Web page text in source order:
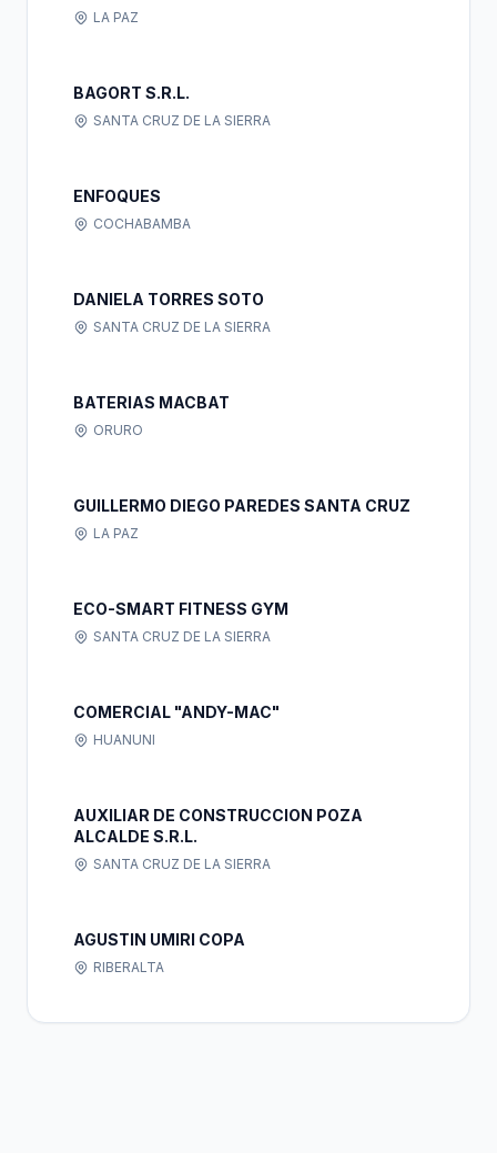
LA PAZ
BAGORT S.R.L.
SANTA CRUZ DE LA SIERRA
ENFOQUES
COCHABAMBA
DANIELA TORRES SOTO
SANTA CRUZ DE LA SIERRA
BATERIAS MACBAT
ORURO
GUILLERMO DIEGO PAREDES SANTA CRUZ
LA PAZ
ECO-SMART FITNESS GYM
SANTA CRUZ DE LA SIERRA
COMERCIAL "ANDY-MAC"
HUANUNI
AUXILIAR DE CONSTRUCCION POZA
ALCALDE S.R.L.
SANTA CRUZ DE LA SIERRA
AGUSTIN UMIRI COPA
RIBERALTA